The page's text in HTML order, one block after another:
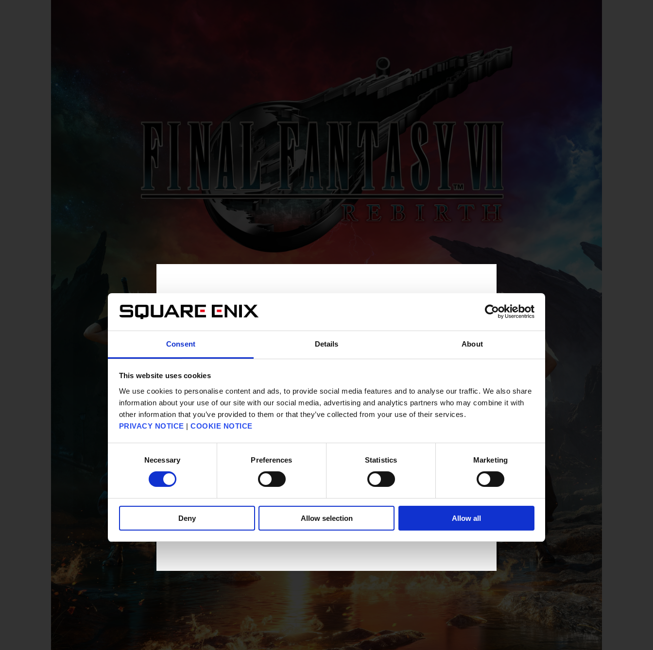
Consent Details About
This website uses cookies
We use cookies to personalise content and ads, to provide social media features and to analyse our traffic. We also share
information about your use of our site with our social media, advertising and analytics partners who may combine it with
other information that you’ve provided to them or that they’ve collected from your use of their services.
PRIVACY NOTICE | COOKIE NOTICE
Necessary Preferences Statistics Marketing
Deny Allow selection Allow all
販売エリアを選択してください。
Please select a sales area.
판매지역을 선택해주세요.